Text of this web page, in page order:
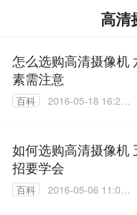
高清
怎么选购高清摄像机
素需注意
百科
2016-05-18 16:26:
如何选购高清摄像机
招要学会
百科
2016-05-06 11:07: